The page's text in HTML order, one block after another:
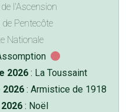
l'Ascension
Pentecôte
Nationale
2026 : La Toussaint
: Armistice de 1918
: Noël